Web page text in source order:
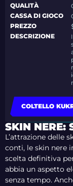
QUALITÀ
CASSA DI GIOCO
PREZZO
DESCRIZIONE
COLTELLO
SKIN NERE:
L’attrazione delle
conti, le skin nere
scelta definitiva
abbia un aspetto
senza tempo.